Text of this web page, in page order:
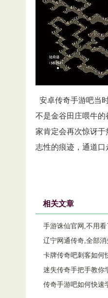
安卓传奇手游吧当
不是金谷田庄喂牛
家肯定会再次惊讶
志性的痕迹，通道口
相关文章
手游诛仙官网,不用
辽宁网通传奇,全部
卡牌传奇吧刺客如何
迷失传奇手把手教你
传奇手游吧如何快速